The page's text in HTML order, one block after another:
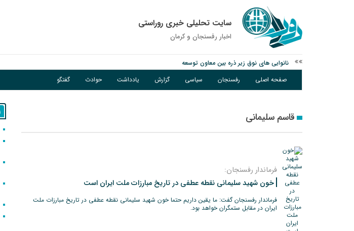
سایت تحلیلی خبری روراستی
اخبار رفسنجان و كرمان
نانوایی های نوق زیر ذره بین معاون توسعه
وزارت اطلاعات: ۲۱ مزدور موساد و ۴ شرور مسلح در کرمان بازداشت شدند
توقیف خودروی حامل چوب جنگلی تاغ در رفسنجان
صفحه اصلی رفسنجان سیاسی گزارش یادداشت حوادث گفتگو
قاسم سلیمانی
فرماندار رفسنجان:
خون شهید سلیمانی نقطه عطفی در تاریخ مبارزات ملت ایران است
فرماندار رفسنجان گفت: ما یقین داریم حتما خون شهید سلیمانی نقطه عطفی در تاریخ مبارزات ملت
ایران در مقابل ستمگران خواهد بود.